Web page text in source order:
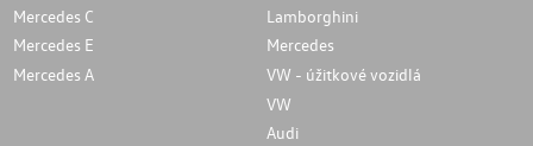
Mercedes C
Mercedes E
Mercedes A
Lamborghini
Mercedes
VW - úžitkové vozidlá
VW
Audi